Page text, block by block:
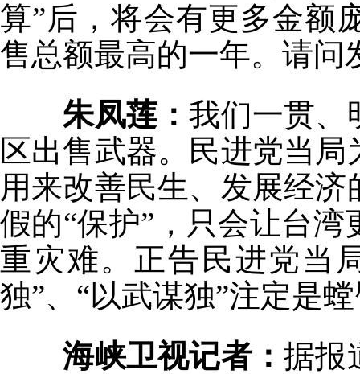
算”后，将会有更多金额
售总额最高的一年。请问
朱凤莲：我们一贯、
区出售武器。民进党当
用来改善民生、发展经
假的“保护”，只会让台
重灾难。正告民进党当
独”、“以武谋独”注定是
海峡卫视记者：据报